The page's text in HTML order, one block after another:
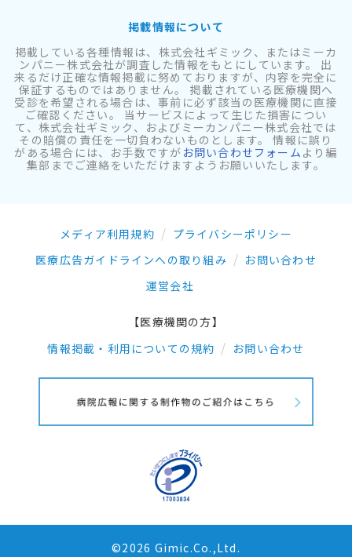
掲載情報について
掲載している各種情報は、株式会社ギミック、またはミーカ
ンパニー株式会社が調査した情報をもとにしています。 出
来るだけ正確な情報掲載に努めておりますが、内容を完全に
保証するものではありません。 掲載されている医療機関へ
受診を希望される場合は、事前に必ず該当の医療機関に直接
ご確認ください。 当サービスによって生じた損害につい
て、株式会社ギミック、およびミーカンパニー株式会社では
その賠償の責任を一切負わないものとします。 情報に誤り
がある場合には、お手数ですが お問い合わせフォーム より編
集部までご連絡をいただけますようお願いいたします。
メディア利用規約
プライバシーポリシー
医療広告ガイドラインへの取り組み
お問い合わせ
運営会社
【医療機関の方】
情報掲載・利用についての規約
お問い合わせ
©2026 Gimic.Co.,Ltd.